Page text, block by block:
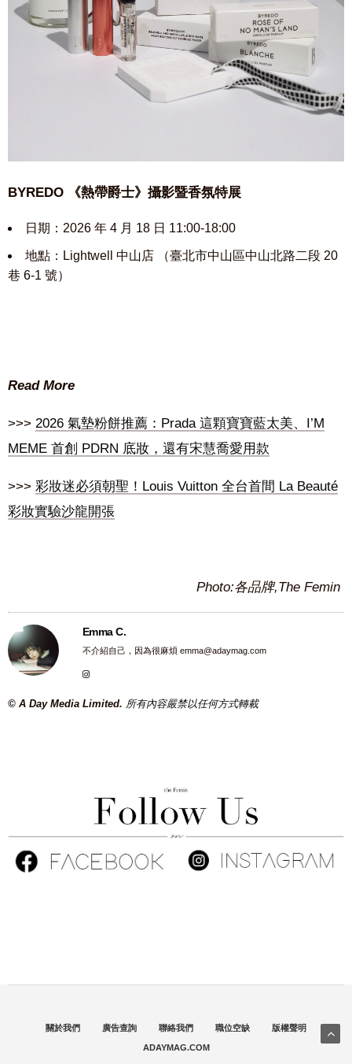
BYREDO 《熱帶爵士》攝影暨香氛特展
日期：2026 年 4 月 18 日 11:00-18:00
地點：Lightwell 中山店 （臺北市中山區中山北路二段 20
巷 6-1 號）
Read More
>>> 2026 氣墊粉餅推薦：Prada 這顆寶寶藍太美、I’M
MEME 首創 PDRN 底妝，還有宋慧喬愛用款
>>> 彩妝迷必須朝聖！Louis Vuitton 全台首間 La Beauté
彩妝實驗沙龍開張
Photo:各品牌,The Femin
Emma C.
不介紹自己，因為很麻煩 emma@adaymag.com
© A Day Media Limited. 所有內容嚴禁以任何方式轉載
關於我們 廣告查詢 聯絡我們 職位空缺 版權聲明
ADAYMAG.COM